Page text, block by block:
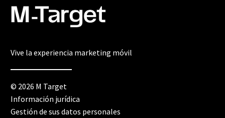
Vive la experiencia marketing móvil
© 2026 M Target
Información jurídica
Gestión de sus datos personales